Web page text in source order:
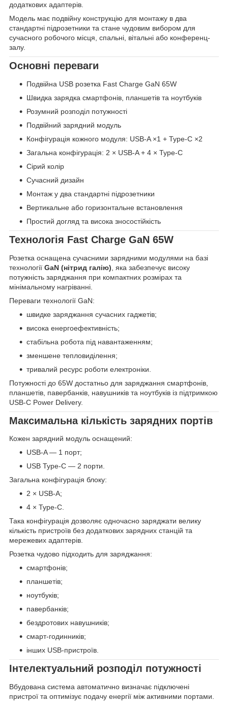
додаткових адаптерів.
Модель має подвійну конструкцію для монтажу в два
стандартні підрозетники та стане чудовим вибором для
сучасного робочого місця, спальні, вітальні або конференц-
залу.
Основні переваги
Подвійна USB розетка Fast Charge GaN 65W
Швидка зарядка смартфонів, планшетів та ноутбуків
Розумний розподіл потужності
Подвійний зарядний модуль
Конфігурація кожного модуля: USB-A ×1 + Type-C ×2
Загальна конфігурація: 2 × USB-A + 4 × Type-C
Сірий колір
Сучасний дизайн
Монтаж у два стандартні підрозетники
Вертикальне або горизонтальне встановлення
Простий догляд та висока зносостійкість
Технологія Fast Charge GaN 65W
Розетка оснащена сучасними зарядними модулями на базі
технології GaN (нітрид галію) , яка забезпечує високу
потужність заряджання при компактних розмірах та
мінімальному нагріванні.
Переваги технології GaN:
швидке заряджання сучасних гаджетів;
висока енергоефективність;
стабільна робота під навантаженням;
зменшене тепловиділення;
тривалий ресурс роботи електроніки.
Потужності до 65W достатньо для заряджання смартфонів,
планшетів, павербанків, навушників та ноутбуків із підтримкою
USB-C Power Delivery.
Максимальна кількість зарядних портів
Кожен зарядний модуль оснащений:
USB-A — 1 порт;
USB Type-C — 2 порти.
Загальна конфігурація блоку:
2 × USB-A;
4 × Type-C.
Така конфігурація дозволяє одночасно заряджати велику
кількість пристроїв без додаткових зарядних станцій та
мережевих адаптерів.
Розетка чудово підходить для заряджання:
смартфонів;
планшетів;
ноутбуків;
павербанків;
бездротових навушників;
смарт-годинників;
інших USB-пристроїв.
Інтелектуальний розподіл потужності
Вбудована система автоматично визначає підключені
пристрої та оптимізує подачу енергії між активними портами.